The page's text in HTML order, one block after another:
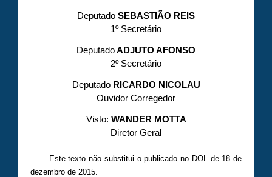
Deputado SEBASTIÃO REIS
1º Secretário
DeputadoADJUTO AFONSO
2º Secretário
DeputadoRICARDO NICOLAU
Ouvidor Corregedor
Visto: WANDER MOTTA
Diretor Geral
Este texto não substitui o publicado no DOL de 18 de
dezembro de 2015.